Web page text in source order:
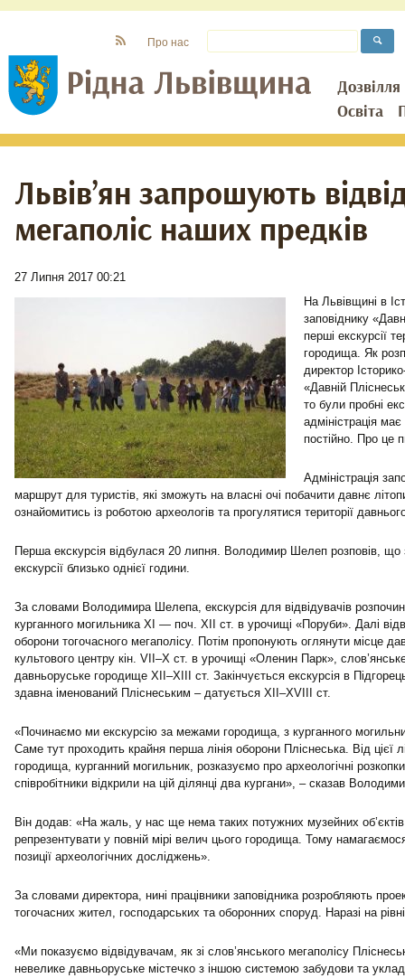
Дозвілля
Освіта
Про нас
Львів’ян запрошують
мегаполіс наших предків
27 Липня 2017 00:21
На Львівщині в
заповіднику
перші екскурсії
городища. Як
директор
«Давній
то були пробні
адміністрація
постійно. Про це
Адміністрація
маршрут для туристів, які зможуть на власні очі побачити давнє
ознайомитись із роботою археологів та прогулятися території
Перша екскурсія відбулася 20 липня. Володимир Шелеп розповів, що
екскурсії близько однієї години.
За словами Володимира Шелепа, екскурсія для відвідувачів
курганного могильника ХІ — поч. ХІІ ст. в урочищі «Поруби». Далі
оборони тогочасного мегаполісу. Потім пропонують оглянути місце
культового центру кін. VІІ–Х ст. в урочищі «Оленин Парк»,
давньоруське городище ХІІ–ХІІІ ст. Закінчується екскурсія в
здавна іменований Пліснеським – датується ХІІ–ХVІІІ ст.
«Починаємо ми екскурсію за межами городища, з курганного
Саме тут проходить крайня перша лінія оборони Пліснеська. Від цієї
городища, курганний могильник, розказуємо про археологічні
співробітники відкрили на цій ділянці два кургани», – сказав
Він додав: «На жаль, у нас ще нема таких потужних музейних
репрезентувати у повній мірі велич цього городища. Тому
позиції археологічних досліджень».
За словами директора, нині працівники заповідника розробляють
тогочасних жител, господарських та оборонних споруд. Наразі на
«Ми показуємо відвідувачам, як зі слов’янського мегаполісу
невелике давньоруське містечко з іншою системою забудови та